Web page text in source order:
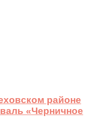
районе
«Черничное